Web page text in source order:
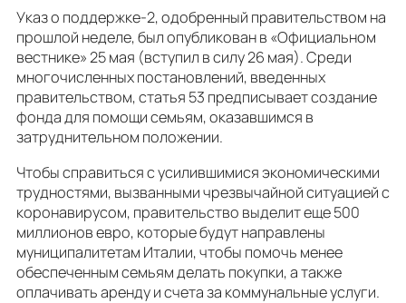
Указ о поддержке-2, одобренный правительством на
прошлой неделе, был опубликован в «Официальном
вестнике» 25 мая (вступил в силу 26 мая). Среди
многочисленных постановлений, введенных
правительством, статья 53 предписывает создание
фонда для помощи семьям, оказавшимся в
затруднительном положении.
Чтобы справиться с усилившимися экономическими
трудностями, вызванными чрезвычайной ситуацией с
коронавирусом, правительство выделит еще 500
миллионов евро, которые будут направлены
муниципалитетам Италии, чтобы помочь менее
обеспеченным семьям делать покупки, а также
оплачивать аренду и счета за коммунальные услуги.